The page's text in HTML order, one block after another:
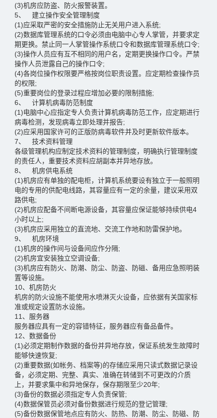
(3)机房应防盗、防火报警装置。
5、 建立操作安全管理制度
(1)应采取严密的安全措施防止无关用户进入系统;
(2)数据库管理系统的口令必须由电脑中心专人掌管，并要求定
期更换。禁止同一人掌管操作系统口令和数据库管理系统口令;
(3)操作人员应有互不相同的用户名，定期更换操作口令。严禁
操作人员泄露自己的操作口令;
(4)各岗位操作权限要严格按岗位职责设置。应定期检查操作员
的权限;
(5)重要岗位的登录过程应增加必要的限制措施;
6、 计算机病毒防范制度
(1)电脑中心应指定专人负责计算机病毒防范工作，应定期进行
病毒检测，发现病毒立即处理并报告;
(2)应采用国家许可的正版防病毒软件并及时更新软件版本。
7、 技术资料管理
各级管理机构应制定技术资料的管理制度，明确执行管理制度
的责任人，重要技术资料应胡副本并异地存放。
8、 机房供电系统
(1)机房应有单独的配电柜，计算机系统要设有独立于一般照明
电的专用的供配电线路，其容量应有一定的余量，建议采用双
路供电;
(2)机房应配备不间断电源设备，其容量应保证能够持续供电4
小时以上;
(3)机房应采用独立的直流地、交流工作地和防雷保护地。
9、 机房环境
(1)机房的操作间与设备间应作分隔;
(2)机房宜安装独立空调设备;
(3)机房应有防火、防潮、防尘、防盗、防磁、备用应急照明装
置等设施。
10、机房防火
机房的防火设施不能使用水喷淋灭火设备，应依据有关国家标
准或规定设置防水设施。
11、服务器
服务器应具有一定的容错特征，服务器应有备品备件。
12、数据备份
(1)必须定期制作数据的备份并异地存放，保证系统发生故障时
能够快速恢复;
(2)重要数据(如帐务、档案等)的存储应采用只读式数据记录设
备，必须定期、完整、真实、准确在转储到不可更改的介质
上，并要求集中和异地保存，保存期限至少20年;
(3)备份的数据必须指定专人负责保管;
(4)数据保管员必须对备份数据进行规范的登记管理;
(5)备份数据保管地点应有防火、防热、防潮、防尘、防磁、防